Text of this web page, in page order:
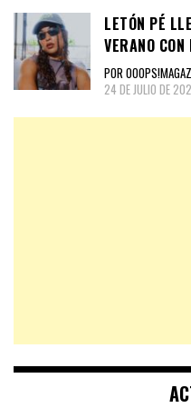
LETÓN PÉ
VERANO
POR
24 DE JULIO DE